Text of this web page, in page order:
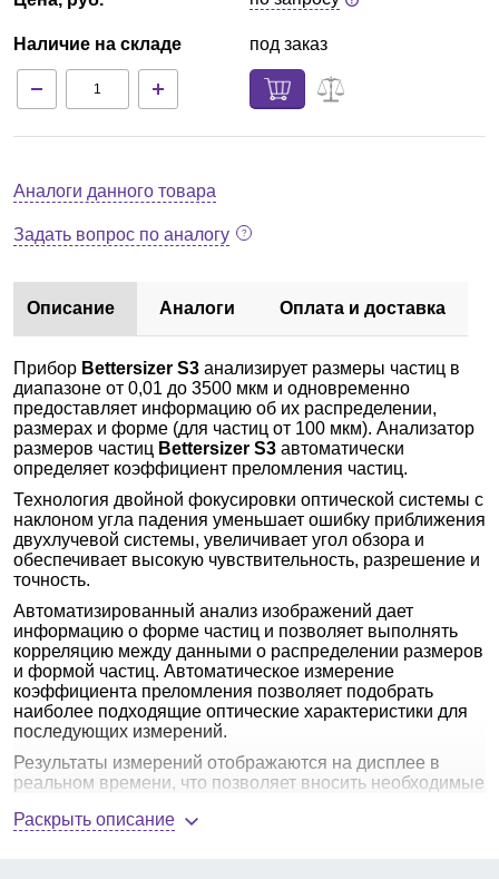
Наличие на складе под заказ
Аналоги данного товара
Задать вопрос по аналогу
Описание Аналоги Оплата и доставка
Прибор Bettersizer S3 анализирует размеры частиц в
диапазоне от 0,01 до 3500 мкм и одновременно
предоставляет информацию об их распределении,
размерах и форме (для частиц от 100 мкм). Анализатор
размеров частиц Bettersizer S3 автоматически
определяет коэффициент преломления частиц.
Технология двойной фокусировки оптической системы с
наклоном угла падения уменьшает ошибку приближения
двухлучевой системы, увеличивает угол обзора и
обеспечивает высокую чувствительность, разрешение и
точность.
Автоматизированный анализ изображений дает
информацию о форме частиц и позволяет выполнять
корреляцию между данными о распределении размеров
и формой частиц. Автоматическое измерение
коэффициента преломления позволяет подобрать
наиболее подходящие оптические характеристики для
последующих измерений.
Результаты измерений отображаются на дисплее в
реальном времени, что позволяет вносить необходимые
Соответствует многим гостам и нормативам.
Раскрыть описание